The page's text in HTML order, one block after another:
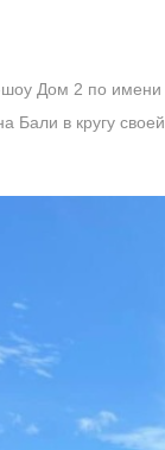
Дом 2 по
в кругу